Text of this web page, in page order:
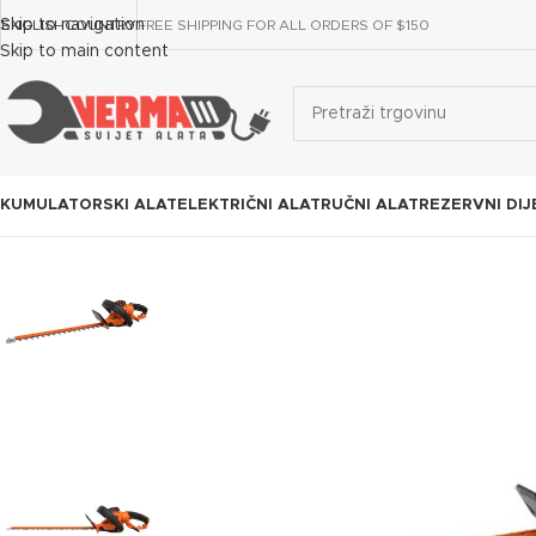
Skip to navigation
Skip to main content
ENGLISHCOUNTRYFREE SHIPPING FOR ALL ORDERS OF $150
ALAT ELEKTRIČNI ALAT RUČNI ALAT REZERVNI